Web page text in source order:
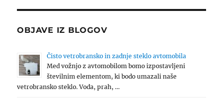
OBJAVE IZ BLOGOV
Čisto vetrobransko in zadnje steklo avtomobila
Med vožnjo z avtomobilom bomo izpostavljeni
številnim elementom, ki bodo umazali naše
vetrobransko steklo. Voda, prah, …